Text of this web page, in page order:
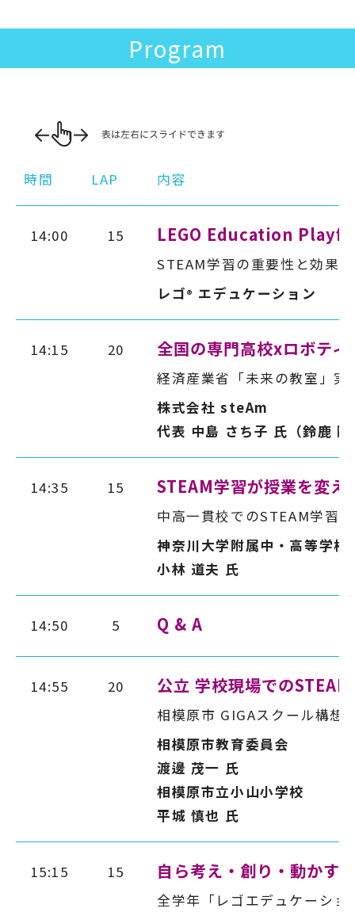
Program
時間 LAP 内容
14:00 15 LEGO Education
STEAM学習の重要性と効果
レゴ® エデュケーション
14:15 20 全国の専門高校xロボテ
経済産業省「未来の教室」実
株式会社 steAm
代表 中島 さち子 氏（鈴鹿
14:35 15 STEAM学習が授業を変
中高一貫校でのSTEAM学習
神奈川大学附属中・高等学校
小林 道夫 氏
14:50 5 Q & A
14:55 20 公立 学校現場での
相模原市 GIGAスクール構想
相模原市教育委員会
渡邊 茂一 氏
相模原市立小山小学校
平城 慎也 氏
15:15 15 自ら考え・創り・動かす
全学年「レゴエデュケーシ